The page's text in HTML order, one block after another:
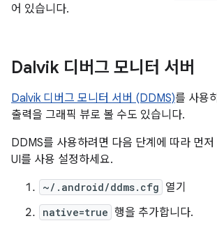
어 있습니다.
Dalvik 디버그 모니터 서버
Dalvik 디버그 모니터 서버 (DDMS)를 사용
출력을 그래픽 뷰로 볼 수도 있습니다.
DDMS를 사용하려면 다음 단계에 따라 먼저
UI를 사용 설정하세요.
~/.android/ddms.cfg 열기
native=true 행을 추가합니다.